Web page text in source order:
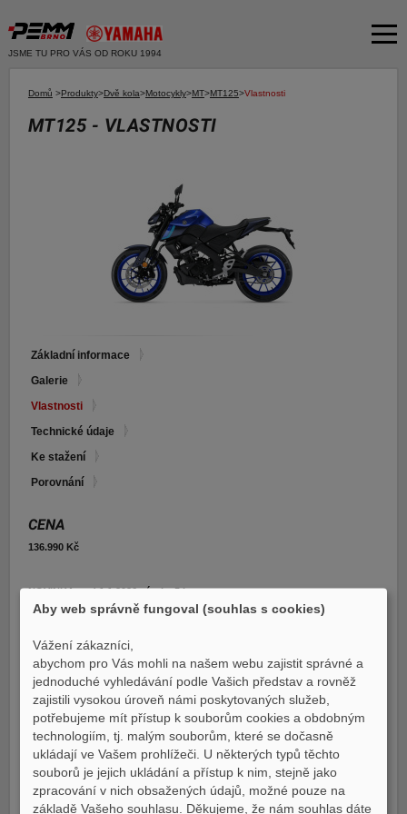
JSME TU PRO VÁS OD ROKU 1994
Produkty
Skútry
Čtyři kola
Čtyřkolky
E-SHOP YAMAHA
Bazar moto
Bazar ND
Domů >Produkty>Dvě kola>Motocykly>MT>MT125>Vlastnosti
MT125 - VLASTNOSTI
MT-125 2023:
NOVÝ 5PALCOVÝ PŘIPOJENÝ PLNĚ BAREVNÝ TFT
PŘÍSTROJOVÝ PANEL
Díky svému výraznému vzhledu, skvělé ceně a DNA rodiny Yamaha Hyper
Naked je MT-125 jedním z nejprodávanějších modelů ve své třídě. Motocykl
MT-125 oblíbený u široké škály zákazníků, od držitelů řidičského průkazu A1
až po zkušenější jezdce, kteří hledají lehký stroj s výrazným charakterem, je
pro rok 2023 vylepšen o nový 5palcový barevný TFT displej, který umožňuje
připojení k chytrému telefonu.
Základní informace
Galerie
Vlastnosti
Technické údaje
Ke stažení
Porovnání
CENA
136.990 Kč
NOVINKA - od 1.1.2026 záruka 5 let
Aby web správně fungoval (souhlas s cookies)
Vážení zákazníci,
abychom pro Vás mohli na našem webu zajistit správné a
jednoduché vyhledávání podle Vašich představ a rovněž
zajistili vysokou úroveň námi poskytovaných služeb,
potřebujeme mít přístup k souborům cookies a obdobným
technologiím, tj. malým souborům, které se dočasně
ukládají ve Vašem prohlížeči. U některých typů těchto
souborů je jejich ukládání a přístup k nim, stejně jako
zpracování v nich obsažených údajů, možné pouze na
základě Vašeho souhlasu. Děkujeme, že nám souhlas dáte